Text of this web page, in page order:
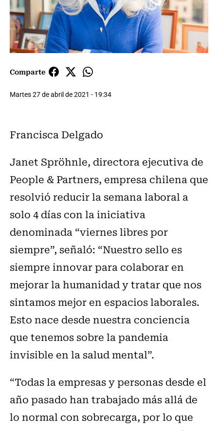
Comparte
Martes 27 de abril de 2021 - 19:34
Francisca Delgado
Janet Spröhnle, directora ejecutiva de
People & Partners, empresa chilena que
resolvió reducir la semana laboral a
solo 4 días con la iniciativa
denominada “viernes libres por
siempre”, señaló: “Nuestro sello es
siempre innovar para colaborar en
mejorar la humanidad y tratar que nos
sintamos mejor en espacios laborales.
Esto nace desde nuestra conciencia
que tenemos sobre la pandemia
invisible en la salud mental”.
“Todas la empresas y personas desde el
año pasado han trabajado más allá de
lo normal con sobrecarga, por lo que